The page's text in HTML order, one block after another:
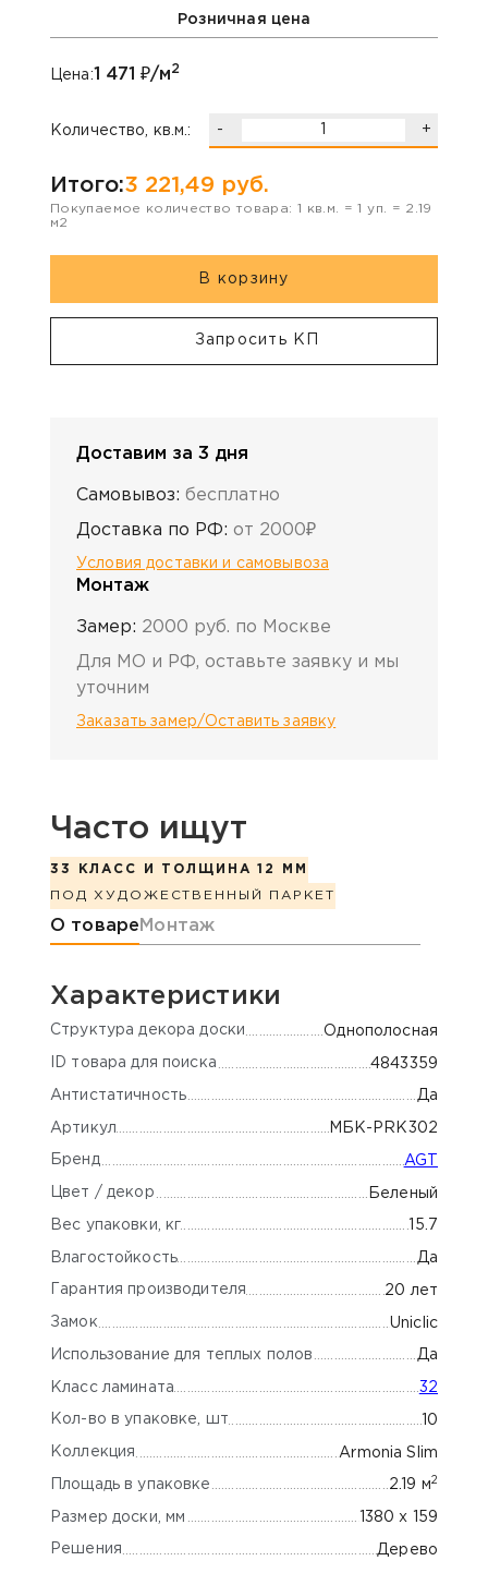
Розничная цена
Цена:1 471 ₽/м2
Количество, кв.м.: - +
Итого:3 221,49 руб.
Покупаемое количество товара: 1 кв.м. =1 уп. = 2.19
м2
В корзину
Запросить КП
Доставим за 3 дня
Самовывоз: бесплатно
Доставка по РФ: от 2000₽
Условия доставки и самовывоза
Монтаж
Замер: 2000 руб. по Москве
Для МО и РФ, оставьте заявку и мы
уточним
Заказать замер/Оставить заявку
Часто ищут
33 КЛАСС И ТОЛЩИНА 12 ММ
ПОД ХУДОЖЕСТВЕННЫЙ ПАРКЕТ
Информация о товаре
О товаре Монтаж
Характеристики
Cтруктура декора доски Однополосная
ID товара для поиска 4843359
Антистатичность Да
Артикул МБК-PRK302
Бренд AGT
Цвет / декор Беленый
Вес упаковки, кг 15.7
Влагостойкость Да
Гарантия производителя 20 лет
Замок Uniclic
Использование для теплых полов Да
Класс ламината 32
Кол-во в упаковке, шт 10
Коллекция Armonia Slim
Площадь в упаковке 2.19 м 2
Размер доски, мм 1380 х 159
Решения Дерево